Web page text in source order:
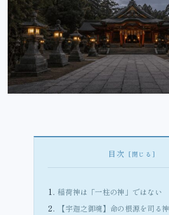
目次
稲荷神は「一柱の神」ではない
【宇迦之御魂】命の根源を司る神